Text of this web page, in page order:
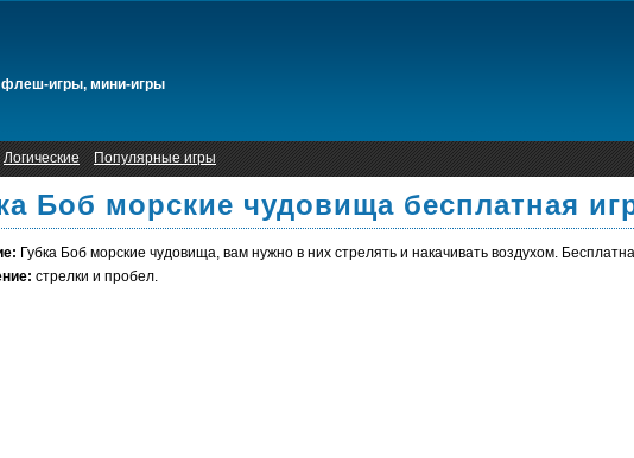
флеш-игры, мини-игры
Логические Популярные игры
Боб морские чудовища бесплатная
Губка Боб морские чудовища, вам нужно в них стрелять и накачивать воздухом.
стрелки и пробел.